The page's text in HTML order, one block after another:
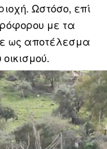
Ωστόσο, επί
με τα
ως αποτέλεσμα